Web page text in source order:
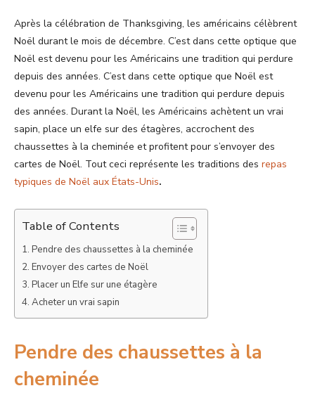
Après la célébration de Thanksgiving, les américains célèbrent
Noël durant le mois de décembre. C’est dans cette optique que
Noël est devenu pour les Américains une tradition qui perdure
depuis des années. C’est dans cette optique que Noël est
devenu pour les Américains une tradition qui perdure depuis
des années. Durant la Noël, les Américains achètent un vrai
sapin, place un elfe sur des étagères, accrochent des
chaussettes à la cheminée et profitent pour s’envoyer des
cartes de Noël. Tout ceci représente les traditions des repas
typiques de Noël aux États-Unis.
Table of Contents
Pendre des chaussettes à la cheminée
Envoyer des cartes de Noël
Placer un Elfe sur une étagère
Acheter un vrai sapin
Pendre des chaussettes à la
cheminée